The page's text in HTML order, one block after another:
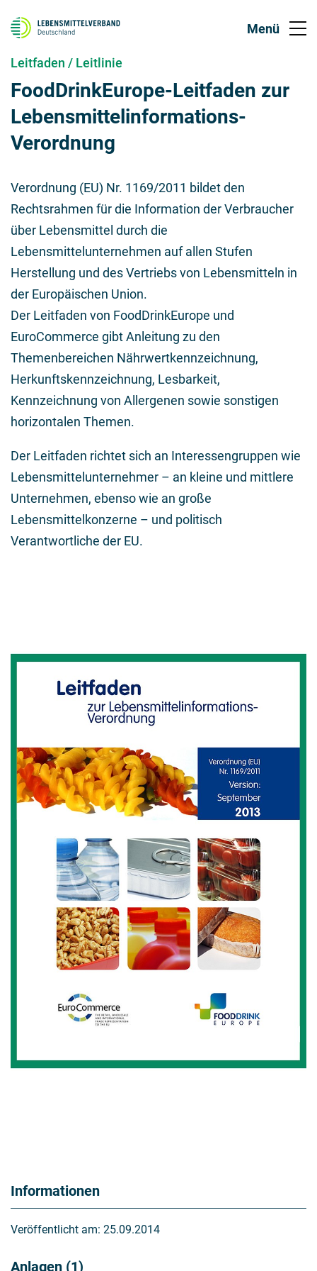
Leitfaden / Leitlinie
FoodDrinkEurope-Leitfaden zur
Lebensmittelinformations-
Verordnung
Verordnung (EU) Nr. 1169/2011 bildet den
Rechtsrahmen für die Information der Verbraucher
über Lebensmittel durch die
Lebensmittelunternehmen auf allen Stufen
Herstellung und des Vertriebs von Lebensmitteln in
der Europäischen Union.
Der Leitfaden von FoodDrinkEurope und
EuroCommerce gibt Anleitung zu den
Themenbereichen Nährwertkennzeichnung,
Herkunftskennzeichnung, Lesbarkeit,
Kennzeichnung von Allergenen sowie sonstigen
horizontalen Themen.
Der Leitfaden richtet sich an Interessengruppen wie
Lebensmittelunternehmer – an kleine und mittlere
Unternehmen, ebenso wie an große
Lebensmittelkonzerne – und politisch
Verantwortliche der EU.
Informationen
Veröffentlicht am: 25.09.2014
Anlagen (1)